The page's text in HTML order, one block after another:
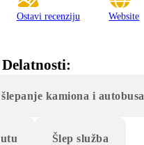
Ostavi recenziju Website
kamiona i autobusa
Šlep služba